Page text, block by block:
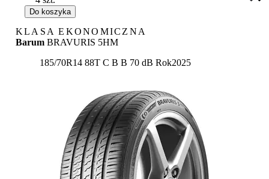
Do koszyka
KLASA EKONOMICZNA
Barum BRAVURIS 5HM
185/70R14 88T Etykieta:
C B B 70 dB Rok2025